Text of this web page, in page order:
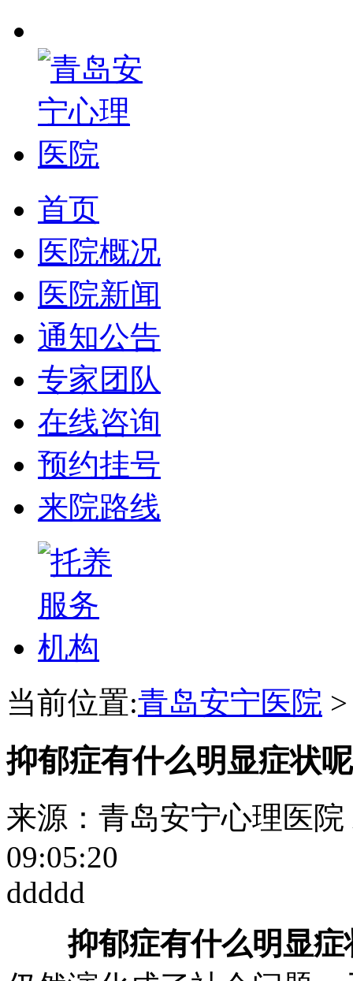
首页
医院概况
医院新闻
通知公告
专家团队
在线咨询
预约挂号
来院路线
当前位置:青岛安宁医院
抑郁症有什么明显症状呢
来源：青岛安宁心理医院
09:05:20
ddddd
抑郁症有什么明显症